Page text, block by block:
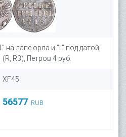
на лапе орла и "L" под датой,
R3), Петров 4 руб.
XF45
56577 RUB